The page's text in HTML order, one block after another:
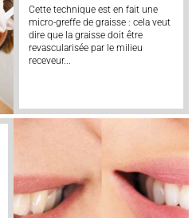
Cette technique est en fait une
micro-greffe de graisse : cela veut
dire que la graisse doit être
revascularisée par le milieu
receveur...